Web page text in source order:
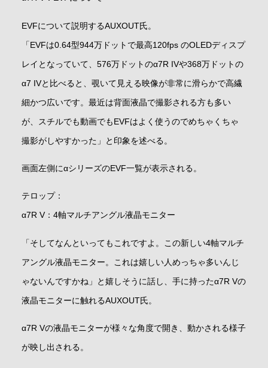
EVFについて説明するAUXOUT氏。
「EVFは0.64型944万ドットで最高120fps のOLEDディスプ
レイとなっていて、576万ドットのα7R IVや368万ドットの
α7 IVと比べると、覗いて見える映像が非常に滑らかで高繊
細かつ広いです。最近は背面液晶で撮影される方も多い
が、スチルでも動画でもEVFはよく使うのでめちゃくちゃ
撮影がしやすかった」と印象を述べる。
画面左側にαシリーズのEVF一覧が表示される。
テロップ：
α7R V：4軸マルチアングル液晶モニター
「そしてなんといってもこれですよ。この新しい4軸マルチ
アングル液晶モニター。これは嬉しい人めっちゃ多いんじ
ゃないんですかね」と嬉しそうに話し、手に持ったα7R Vの
液晶モニターに触れるAUXOUT氏。
α7R Vの液晶モニターが様々な角度で開き、動かされる様子
が映し出される。